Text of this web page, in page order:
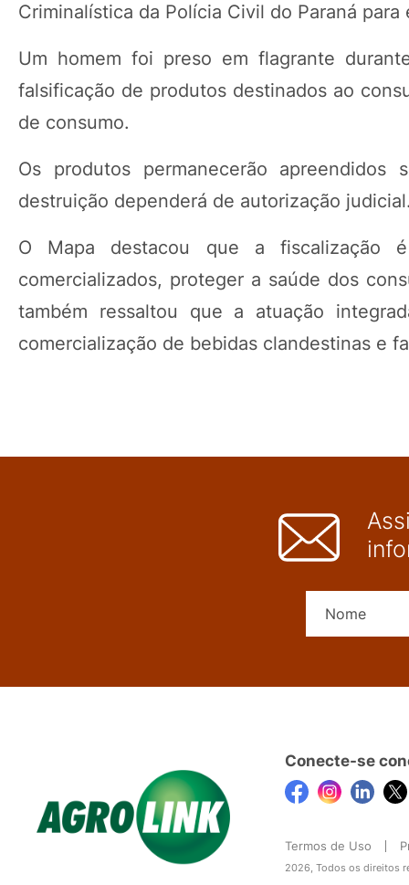
Criminalística da Polícia Civil do Paraná
Um homem foi preso em flagrante
falsificação de produtos destinados ao
de consumo.
Os produtos permanecerão
destruição dependerá de autorização judicial.
O Mapa destacou que a fiscalização
comercializados, proteger a saúde dos
também ressaltou que a atuação
comercialização de bebidas clandestinas e
Conecte-se
Termos de Uso
2026, Todos os direitos